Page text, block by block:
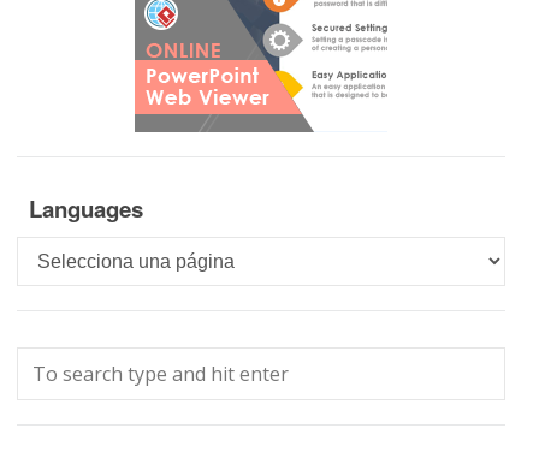
Languages
Languages